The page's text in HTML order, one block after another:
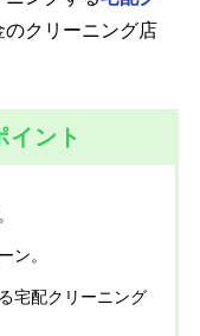
のクリーニング店
イント
ン。
宅配クリーニング